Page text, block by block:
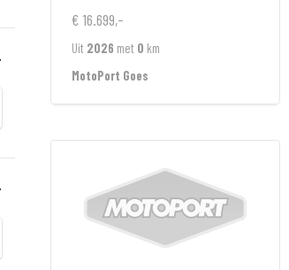
€ 16.699,-
Uit 2026 met 0 km
MotoPort Goes